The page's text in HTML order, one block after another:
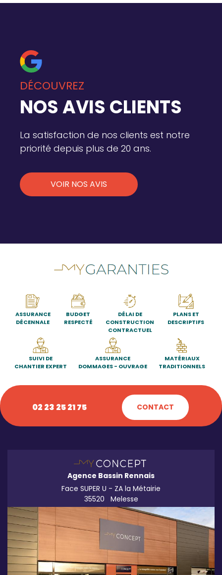
DÉCOUVREZ
NOS AVIS CLIENTS
La satisfaction de nos clients est notre
priorité depuis plus de 20 ans.
VOIR NOS AVIS
ASSURANCE
DÉCENNALE
BUDGET
RESPECTÉ
DÉLAI DE
CONSTRUCTION
CONTRACTUEL
PLANS ET
DESCRIPTIFS
SUIVI DE
CHANTIER EXPERT
ASSURANCE
DOMMAGES - OUVRAGE
MATÉRIAUX
TRADITIONNELS
02 23 25 21 75 CONTACT
Agence Bassin Rennais
Face SUPER U - ZA la Métairie
35520
Melesse